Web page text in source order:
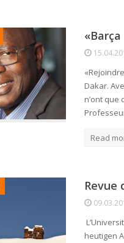
Dakar.
n’ont que
Read
Revue
heutigen